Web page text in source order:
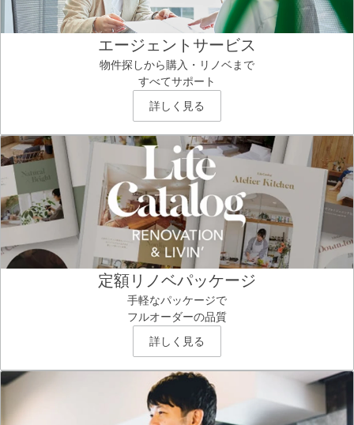
エージェントサービス
物件探しから購入・リノベまで
すべてサポート
詳しく見る
定額リノベパッケージ
手軽なパッケージで
フルオーダーの品質
詳しく見る